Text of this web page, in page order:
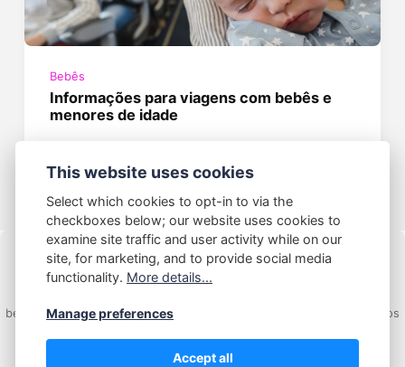
Bebês
Informações para viagens com bebês e
menores de idade
bebesbrasil.com.br - Copyright 2025 © Todos os Direitos Reservados
This website uses cookies
Select which cookies to opt-in to via the
checkboxes below; our website uses cookies to
examine site traffic and user activity while on our
site, for marketing, and to provide social media
functionality. More details...
Manage preferences
Accept all